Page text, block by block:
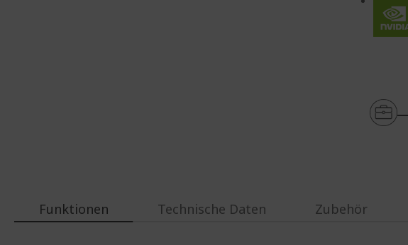
Funktionen Technische Daten Zubehör